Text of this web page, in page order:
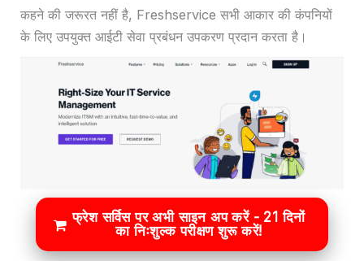
कहने की जरूरत नहीं है, Freshservice सभी आकार की कंपनियों
के लिए उपयुक्त आईटी सेवा प्रबंधन उपकरण प्रदान करता है।
फ्रेश सर्विस पर अभी साइन अप करें - 21 दिनों
का निःशुल्क परीक्षण शुरू करें!